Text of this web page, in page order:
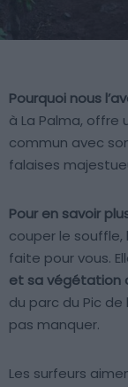
Pourquoi nous
à La Palma, offre
commun avec
falaises
Pour en savoir
couper le souffle,
faite pour vous.
et sa végétation
du parc du Pic de
pas manquer.
Les surfeurs